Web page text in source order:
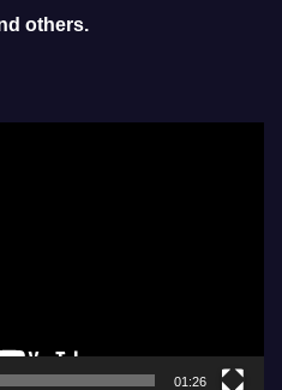
others.
01:26